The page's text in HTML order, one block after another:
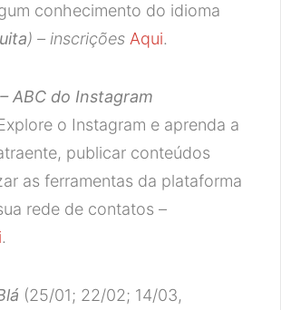
conhecimento do idioma
) – inscrições Aqui.
ABC do Instagram
o Instagram e aprenda a
publicar conteúdos
as ferramentas da plataforma
rede de contatos –
.
(25/01; 22/02; 14/03,